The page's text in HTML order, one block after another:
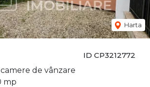
ID CP3212772
camere de vânzare
mp
Harta